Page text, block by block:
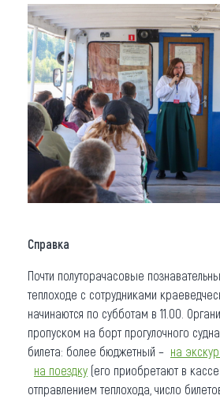
Справка
Почти полуторачасовые
теплоходе с сотрудниками
начинаются по субботам в 11.00.
пропуском на борт прогулочного
билета: более бюджетный – на
на поездку (его приобретают в
отправлением теплохода, число